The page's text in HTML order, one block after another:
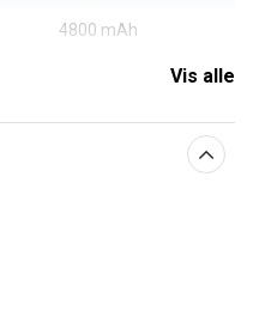
4800 mAh
Vis alle